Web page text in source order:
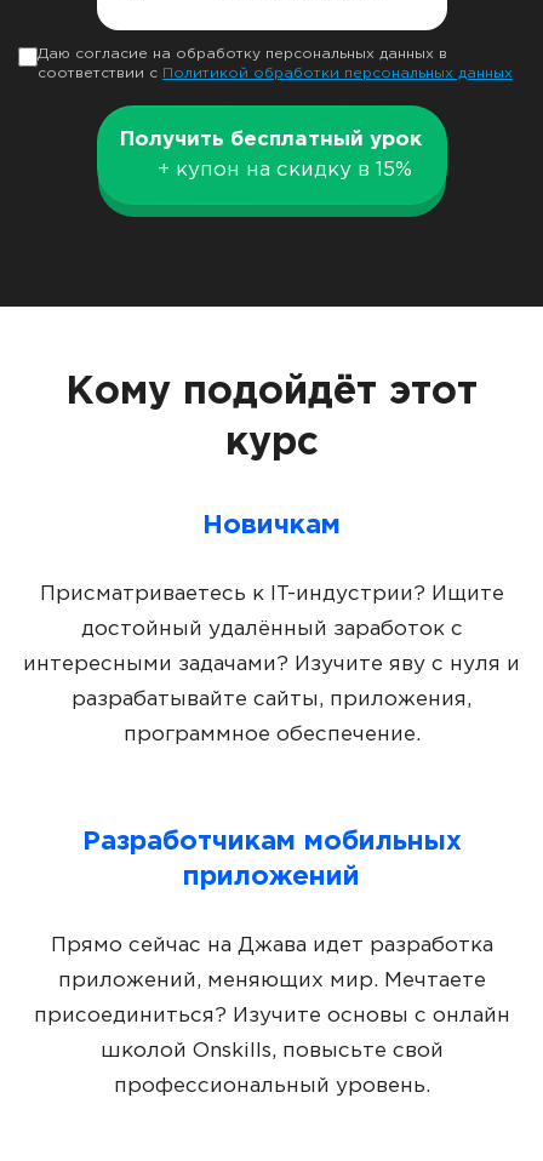
Даю согласие на обработку персональных данных в
соответствии с Политикой обработки персональных данных
Получить бесплатный урок
+ купон на скидку в 15%
Кому подойдёт этот
курс
Новичкам
Присматриваетесь к IT-индустрии? Ищите
достойный удалённый заработок с
интересными задачами? Изучите яву с нуля и
разрабатывайте сайты, приложения,
программное обеспечение.
Разработчикам мобильных
приложений
Прямо сейчас на Джава идет разработка
приложений, меняющих мир. Мечтаете
присоединиться? Изучите основы с онлайн
школой Onskills, повысьте свой
профессиональный уровень.